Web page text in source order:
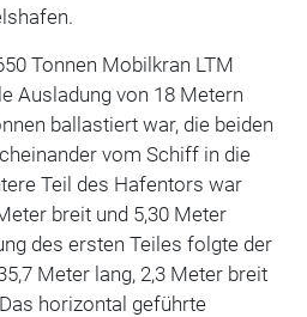
Tonnen Mobilkran LTM
Ausladung von 18 Metern
ballastiert war, die beiden
vom Schiff in die
Teil des Hafentors war
breit und 5,30 Meter
des ersten Teiles folgte der
Meter lang, 2,3 Meter breit
horizontal geführte